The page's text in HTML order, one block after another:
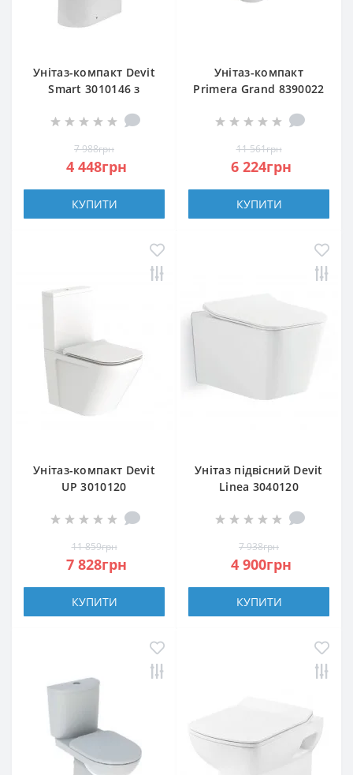
Унітаз-компакт Devit
Smart 3010146 з
(3013146)
7 988грн
4 448грн
КУПИТИ
Унітаз-компакт
Primera Grand 8390022
дюропласта Soft close
11 561грн
6 224грн
КУПИТИ
Унітаз-компакт Devit
UP 3010120
сидінням Slim, Soft
11 859грн
7 828грн
КУПИТИ
Унітаз підвісний Devit
Linea 3040120
сидінням soft-close
7 938грн
4 900грн
КУПИТИ